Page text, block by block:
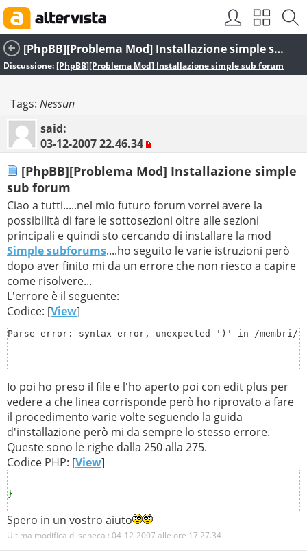
[PhpBB][Problema Mod] Installazione simple sub forum
Discussione:[PhpBB][Problema Mod] Installazione simple sub forum
Tags: Nessun
said:
03-12-200722.46.34
[PhpBB][Problema Mod] Installazione simple
sub forum
Ciao a tutti.....nel mio futuro forum vorrei avere la
possibilità di fare le sottosezioni oltre alle sezioni
principali e quindi sto cercando di installare la mod
Simple subforums....ho seguito le varie istruzioni però
dopo aver finito mi da un errore che non riesco a capire
come risolvere...
L'errore è il seguente:
Codice: [View]
Parse error: syntax error, unexpected ')' in /membri/
Io poi ho preso il file e l'ho aperto poi con edit plus per
vedere a che linea corrisponde però ho riprovato a fare
il procedimento varie volte seguendo la guida
d'installazione però mi da sempre lo stesso errore.
Queste sono le righe dalla 250 alla 275.
Codice PHP: [View]
}
if ($total_forums=count(
{
Spero in un vostro aiuto
Ultima modifica di seneca : 04-12-2007 alle ore 17.27.34